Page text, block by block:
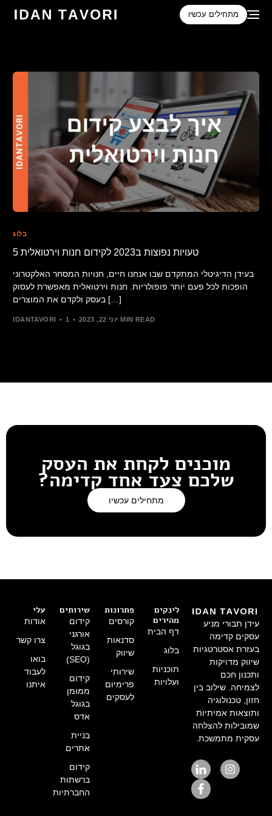
מתחילים עכשיו
בלוג
5 טעויות נפוצות ב2023 לקידום חנות וירטואלית
בעידן הדיגיטלי המתקדם שבו אנחנו חיים, חנויות המסחר האלקטרוני
הופכות לכל פעם יותר פופולריות. חנות וירטואלית מאפשרת לעסוק
בעסק ולקדם את המוצרים […]
IDANTAVORI יוני 22, 2023 1 MIN READ
מוכנים לקחת את העסק
שלכם צעד אחד קדימה?
מתחילים עכשיו
עידן תבורי מניע
עסקים קדימה
בעזרת אסטרטגיות
שיווק מדויקות
ותכנון חכם
לצמיחה. שילוב בין
חזון, טכנולוגיה
ותוצאות אמיתיות
שמובילות להצלחה
עסקית מתמשכת.
לינקים
מהירים
דף הבית
בלוג
תוכניות
ועלויות
פתרונות
קורסים
סדנאות
שיווק
שירותי
פרימיום
לעסקים
שירותים
קידום
אורגני
בגוגל
(SEO)
קידום
ממומן
בגוגל
אדס
בניית
אתרים
קידום
ברשתות
החברתיות
עלי
אודות
צרו קשר
בואו
לעבוד
איתנו